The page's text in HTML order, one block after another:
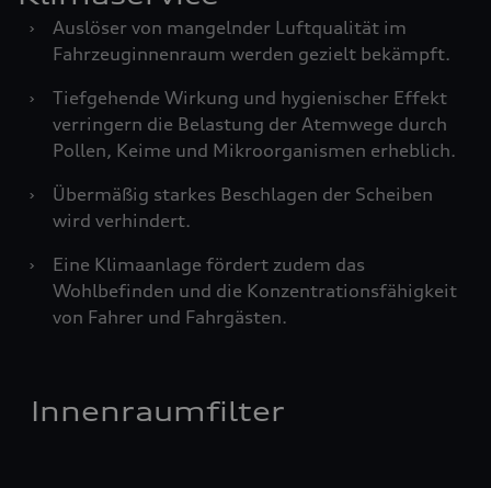
›
Auslöser von mangelnder Luftqualität im
Fahrzeuginnenraum werden gezielt bekämpft.
›
Tiefgehende Wirkung und hygienischer Effekt
verringern die Belastung der Atemwege durch
Pollen, Keime und Mikroorganismen erheblich.
›
Übermäßig starkes Beschlagen der Scheiben
wird verhindert.
›
Eine Klimaanlage fördert zudem das
Wohlbefinden und die Konzentrationsfähigkeit
von Fahrer und Fahrgästen.
Innenraumfilter